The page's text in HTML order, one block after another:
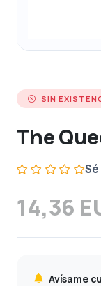
SIN
The
14,36
Avísame